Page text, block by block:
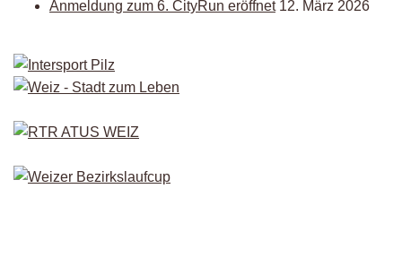
Anmeldung zum 6. CityRun eröffnet 12. März 2026